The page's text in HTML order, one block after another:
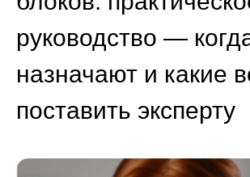
руководство —
назначают и какие
поставить эксперту